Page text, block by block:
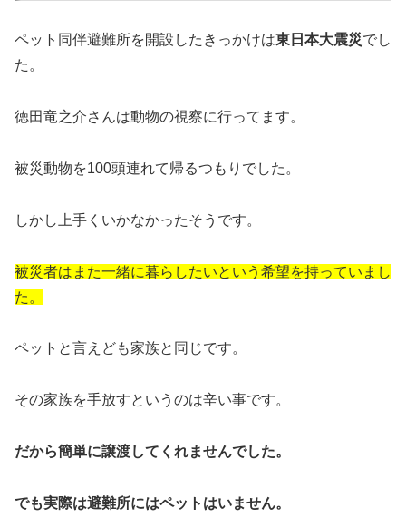
ペット同伴避難所を開設したきっかけは東日本大震災でし
た。
徳田竜之介さんは動物の視察に行ってます。
被災動物を100頭連れて帰るつもりでした。
しかし上手くいかなかったそうです。
被災者はまた一緒に暮らしたいという希望を持っていまし
た。
ペットと言えども家族と同じです。
その家族を手放すというのは辛い事です。
だから簡単に譲渡してくれませんでした。
でも実際は避難所にはペットはいません。